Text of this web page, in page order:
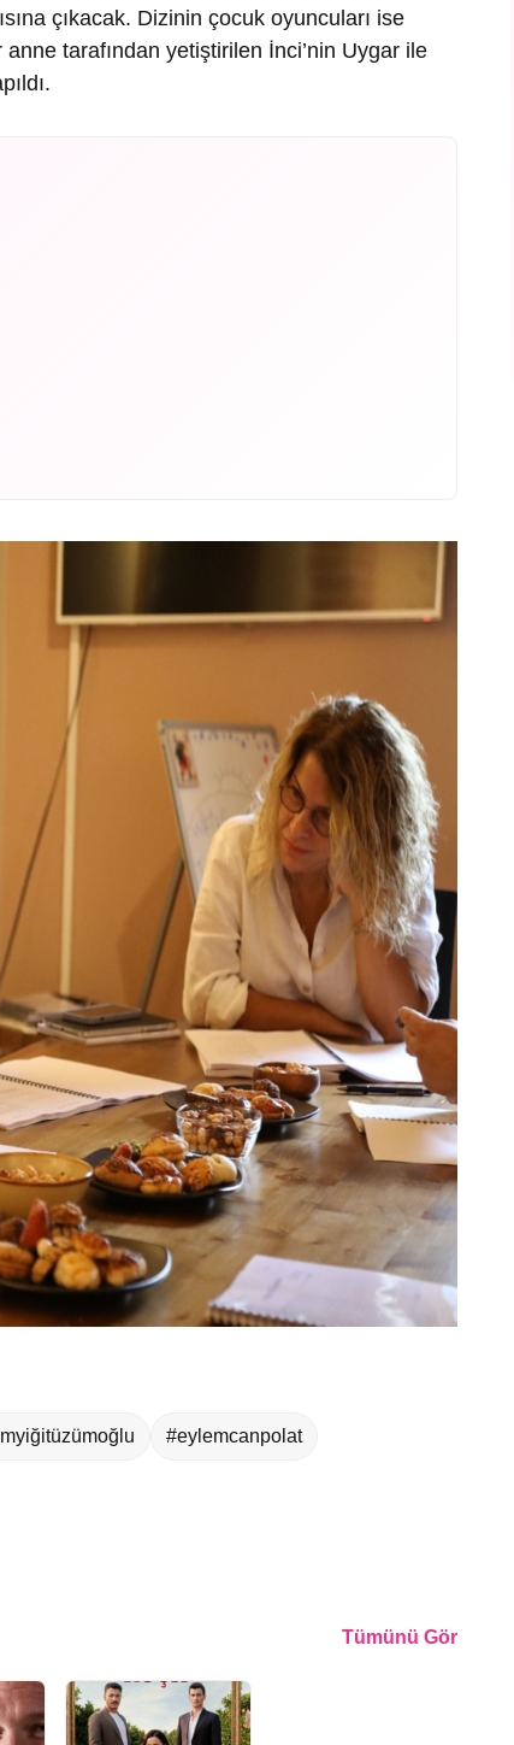
çıkacak. Dizinin çocuk oyuncuları ise
tarafından yetiştirilen İnci’nin Uygar ile
#eylemcanpolat
Tümünü Gör